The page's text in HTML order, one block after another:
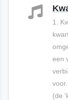
1.
een
(de